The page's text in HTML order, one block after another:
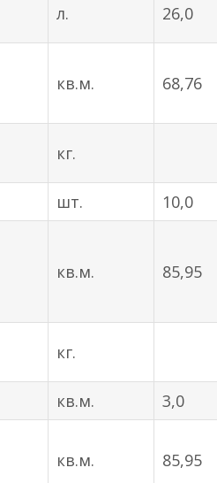
л. 26,0
кв.м. 68,76
кг.
шт. 10,0
кв.м. 85,95
кг.
кв.м. 3,0
кв.м. 85,95